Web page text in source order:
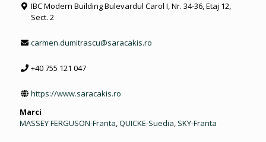
IBC Modern Building Bulevardul Carol I, Nr. 34-36, Etaj 12,
Sect. 2
carmen.dumitrascu@saracakis.ro
+40 755 121 047
https://www.saracakis.ro
Marci
MASSEY FERGUSON-Franta,QUICKE-Suedia, SKY-Franta